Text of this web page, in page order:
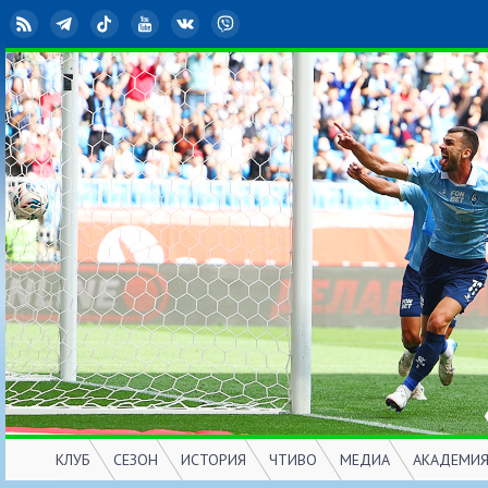
RSS TelegramTikTok YouTubeВКонтакте
КЛУБ
СЕЗОН
ИСТОРИЯ
ЧТИВО
МЕДИА
АКАДЕМИЯ